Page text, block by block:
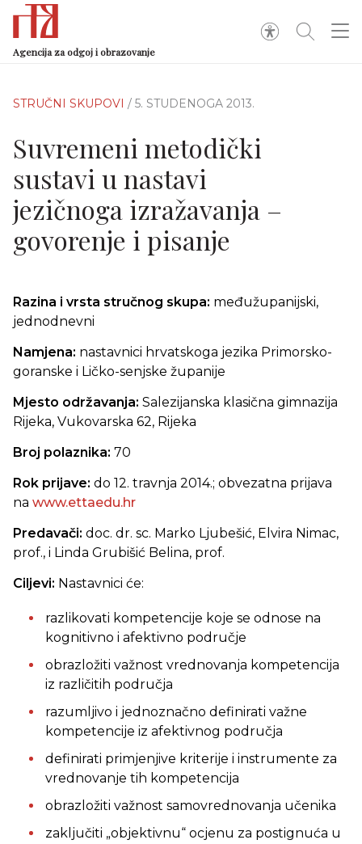
Agencija za odgoj i obrazovanje
STRUČNI SKUPOVI / 5. STUDENOGA 2013.
Suvremeni metodički
sustavi u nastavi
jezičnoga izražavanja –
govorenje i pisanje
Razina i vrsta stručnog skupa: međužupanijski,
jednodnevni
Namjena: nastavnici hrvatskoga jezika Primorsko-
goranske i Ličko-senjske županije
Mjesto održavanja: Salezijanska klasična gimnazija
Rijeka, Vukovarska 62, Rijeka
Broj polaznika: 70
Rok prijave: do 12. travnja 2014.; obvezatna prijava
na www.ettaedu.hr
Predavači: doc. dr. sc. Marko Ljubešić, Elvira Nimac,
prof., i Linda Grubišić Belina, prof.
Ciljevi: Nastavnici će:
razlikovati kompetencije koje se odnose na
kognitivno i afektivno područje
obrazložiti važnost vrednovanja kompetencija
iz različitih područja
razumljivo i jednoznačno definirati važne
kompetencije iz afektivnog područja
definirati primjenjive kriterije i instrumente za
vrednovanje tih kompetencija
obrazložiti važnost samovrednovanja učenika
zaključiti „objektivnu“ ocjenu za postignuća u